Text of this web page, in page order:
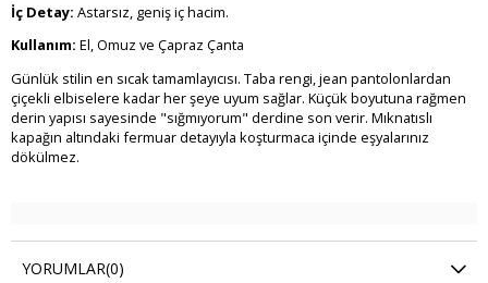
İç Detay: Astarsız, geniş iç hacim.
Kullanım: El, Omuz ve Çapraz Çanta
Günlük stilin en sıcak tamamlayıcısı. Taba rengi, jean pantolonlardan
çiçekli elbiselere kadar her şeye uyum sağlar. Küçük boyutuna rağmen
derin yapısı sayesinde "sığmıyorum" derdine son verir. Mıknatıslı
kapağın altındaki fermuar detayıyla koşturmaca içinde eşyalarınız
dökülmez.
YORUMLAR(0)